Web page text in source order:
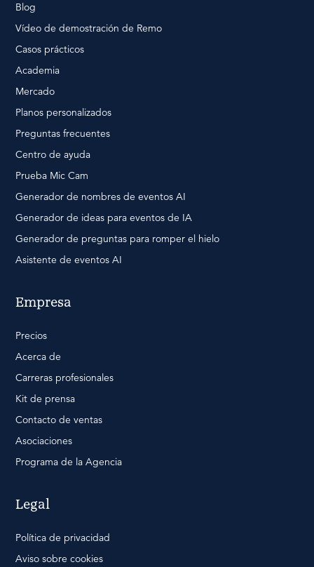
Blog
Vídeo de demostración de Remo
Casos prácticos
Academia
Mercado
Planos personalizados
Preguntas frecuentes
Centro de ayuda
Prueba Mic Cam
Generador de nombres de eventos AI
Generador de ideas para eventos de IA
Generador de preguntas para romper el hielo
Asistente de eventos AI
Empresa
Precios
Acerca de
Carreras profesionales
Kit de prensa
Contacto de ventas
Asociaciones
Programa de la Agencia
Legal
Política de privacidad
Aviso sobre cookies